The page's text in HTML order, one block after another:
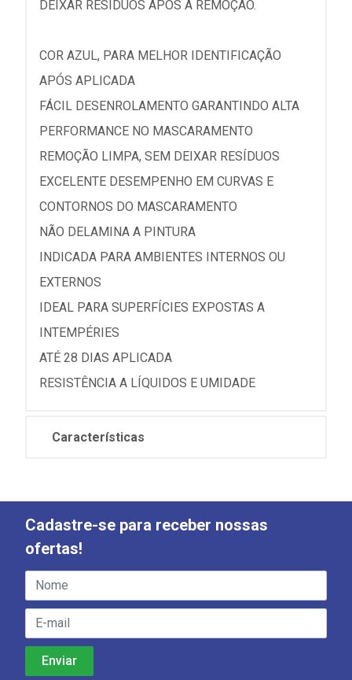
DEIXAR RESÍDUOS APÓS A REMOÇÃO.
COR AZUL, PARA MELHOR IDENTIFICAÇÃO
APÓS APLICADA
FÁCIL DESENROLAMENTO GARANTINDO ALTA
PERFORMANCE NO MASCARAMENTO
REMOÇÃO LIMPA, SEM DEIXAR RESÍDUOS
EXCELENTE DESEMPENHO EM CURVAS E
CONTORNOS DO MASCARAMENTO
NÃO DELAMINA A PINTURA
INDICADA PARA AMBIENTES INTERNOS OU
EXTERNOS
IDEAL PARA SUPERFÍCIES EXPOSTAS A
INTEMPÉRIES
ATÉ 28 DIAS APLICADA
RESISTÊNCIA A LÍQUIDOS E UMIDADE
Características
Cadastre-se para receber nossas
ofertas!